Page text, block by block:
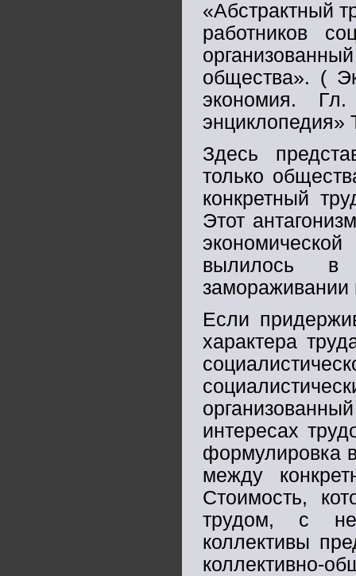
«Абстрактный
работников
общества». (
экономия.
энциклопедия»
Здесь
только
конкретный
Этот
вылилось в
замораживании
Если
характера
интересах
формулировка
между
Стоимость,
трудом, с
коллективы
коллективно-